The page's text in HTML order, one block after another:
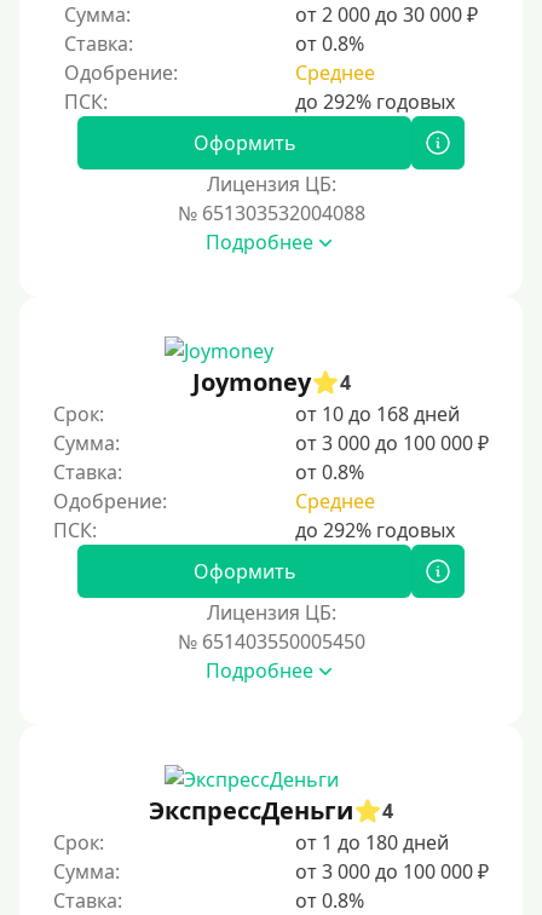
Сумма:
от 2 000 до 30 000 ₽
Ставка:
от 0.8%
Одобрение:
Среднее
Оформить
Лицензия ЦБ:
№ 651303532004088
Подробнее
Joymoney
4
Срок:
от 10 до 168 дней
Сумма:
от 3 000 до 100 000 ₽
Ставка:
от 0.8%
Одобрение:
Среднее
Оформить
Лицензия ЦБ:
№ 651403550005450
Подробнее
ЭкспрессДеньги
4
Срок:
от 1 до 180 дней
Сумма:
от 3 000 до 100 000 ₽
Ставка:
от 0.8%